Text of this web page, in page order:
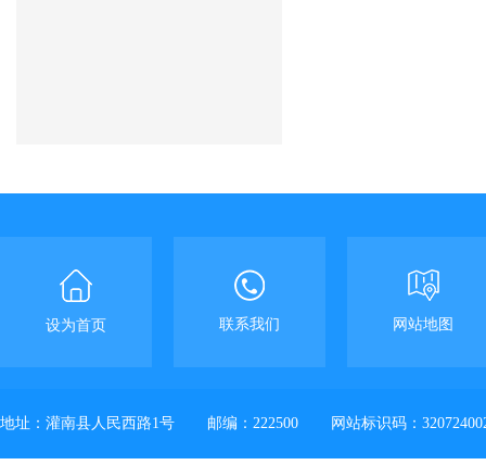
设为首页 联系我们 网站地图
地址：灌南县人民西路1号 邮编：222500 网站标识码：